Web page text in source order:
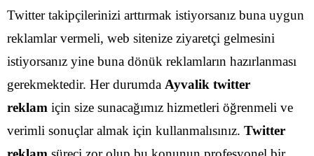
Twitter takipçilerinizi arttırmak istiyorsanız buna uygun
reklamlar vermeli, web sitenize ziyaretçi gelmesini
istiyorsanız yine buna dönük reklamların hazırlanması
gerekmektedir. Her durumda Ayvalik twitter
reklam için size sunacağımız hizmetleri öğrenmeli ve
verimli sonuçlar almak için kullanmalısınız. Twitter